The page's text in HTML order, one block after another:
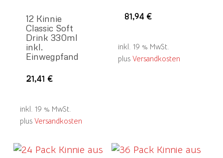
12 Kinnie
Classic Soft
Drink 330ml
inkl.
Einwegpfand
21,41 €
inkl. 19 % MwSt.
plus Versandkosten
81,94€
inkl. 19 % MwSt.
plus Versandkosten